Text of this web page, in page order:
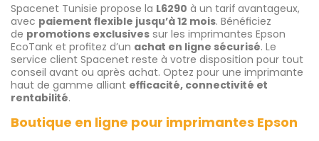
Spacenet Tunisie propose la L6290 à un tarif avantageux,
avec paiement flexible jusqu’à 12 mois. Bénéficiez
de promotions exclusives sur les imprimantes Epson
EcoTank et profitez d’un achat en ligne sécurisé. Le
service client Spacenet reste à votre disposition pour tout
conseil avant ou après achat. Optez pour une imprimante
haut de gamme alliant efficacité, connectivité et
rentabilité.
Boutique en ligne pour imprimantes Epson